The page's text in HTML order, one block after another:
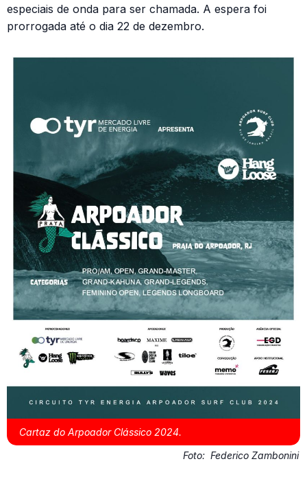
especiais de onda para ser chamada. A espera foi
prorrogada até o dia 22 de dezembro.
Cartaz do Arpoador Clássico 2024.
Foto: Federico Zambonini